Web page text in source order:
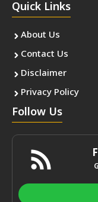
Quick Links
About Us
Contact Us
Disclaimer
Privacy Policy
Follow Us